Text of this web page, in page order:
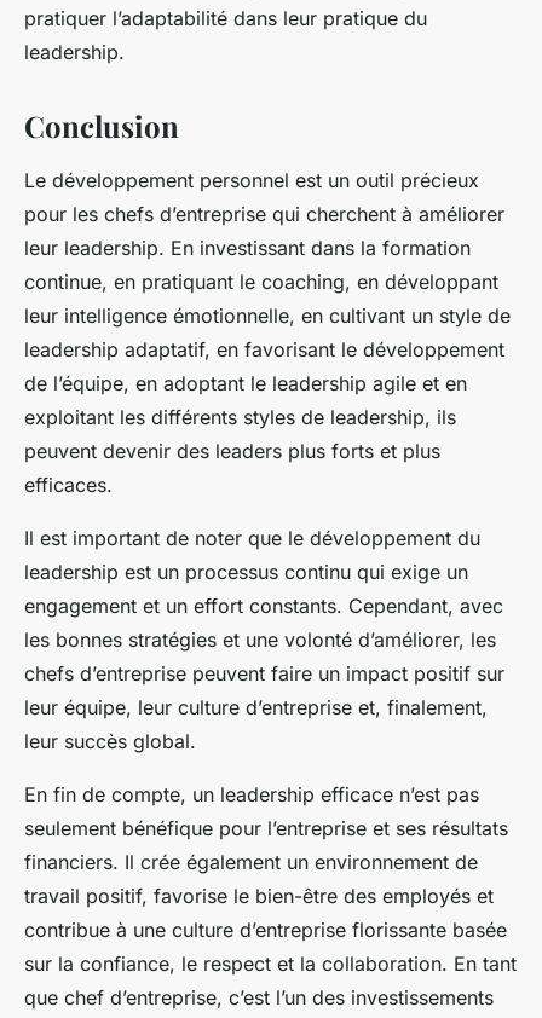
pratiquer l’adaptabilité dans leur pratique du
leadership.
Conclusion
Le développement personnel est un outil précieux
pour les chefs d’entreprise qui cherchent à améliorer
leur leadership. En investissant dans la formation
continue, en pratiquant le coaching, en développant
leur intelligence émotionnelle, en cultivant un style de
leadership adaptatif, en favorisant le développement
de l’équipe, en adoptant le leadership agile et en
exploitant les différents styles de leadership, ils
peuvent devenir des leaders plus forts et plus
efficaces.
Il est important de noter que le développement du
leadership est un processus continu qui exige un
engagement et un effort constants. Cependant, avec
les bonnes stratégies et une volonté d’améliorer, les
chefs d’entreprise peuvent faire un impact positif sur
leur équipe, leur culture d’entreprise et, finalement,
leur succès global.
En fin de compte, un leadership efficace n’est pas
seulement bénéfique pour l’entreprise et ses résultats
financiers. Il crée également un environnement de
travail positif, favorise le bien-être des employés et
contribue à une culture d’entreprise florissante basée
sur la confiance, le respect et la collaboration. En tant
que chef d’entreprise, c’est l’un des investissements